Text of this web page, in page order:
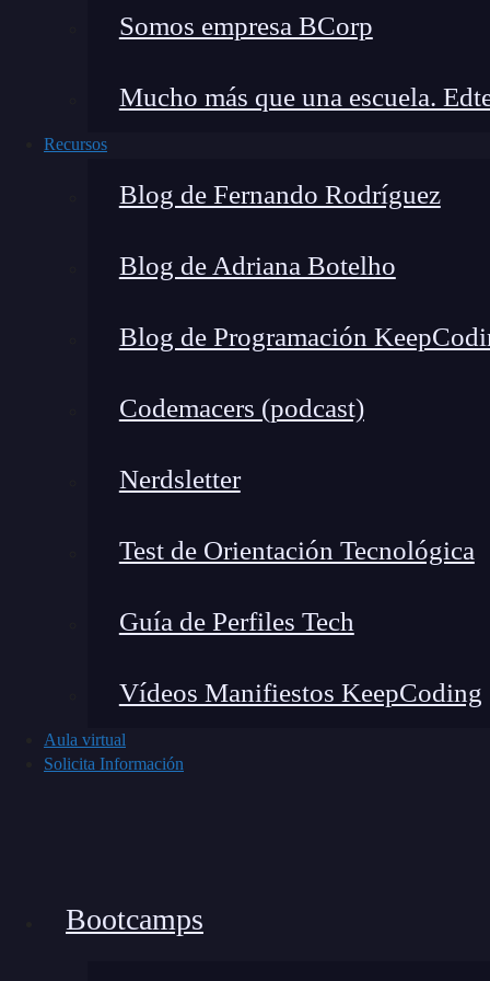
Somos empresa BCorp
Mucho más que una escuela.
Recursos
Blog de Fernando Rodríguez
Blog de Adriana Botelho
Blog de Programación
Codemacers (podcast)
Nerdsletter
Test de Orientación Tecnológica
Guía de Perfiles Tech
Vídeos Manifiestos KeepCoding
Aula virtual
Solicita Información
Bootcamps
detección y respuesta, minimizar errores
Mi experiencia
¿qué debes considerar?